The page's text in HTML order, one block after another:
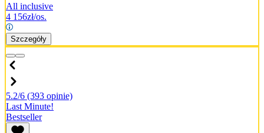
All inclusive
4 156zł/os.
Szczegóły
5.2/6 (393 opinie)
Last Minute!
Bestseller